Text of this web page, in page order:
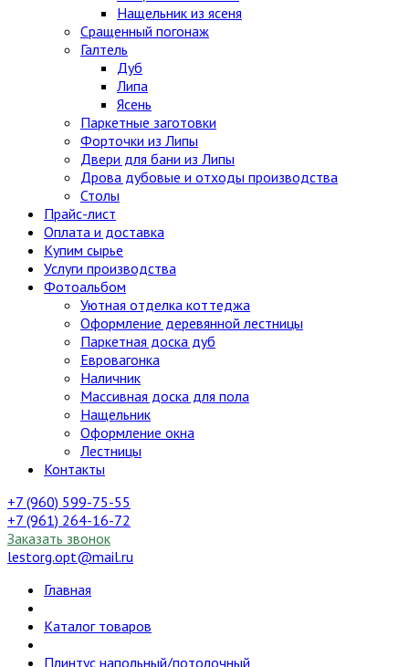
Нащельник из ясеня
Сращенный погонаж
Галтель
Дуб
Липа
Ясень
Паркетные заготовки
Форточки из Липы
Двери для бани из Липы
Дрова дубовые и отходы производства
Столы
Прайс-лист
Оплата и доставка
Купим сырье
Услуги производства
Фотоальбом
Уютная отделка коттеджа
Оформление деревянной лестницы
Паркетная доска дуб
Евровагонка
Наличник
Массивная доска для пола
Нащельник
Оформление окна
Лестницы
Контакты
+7 (960) 599-75-55
+7 (961) 264-16-72
Заказать звонок
lestorg.opt@mail.ru
Главная
Каталог товаров
Плинтус напольный/потолочный